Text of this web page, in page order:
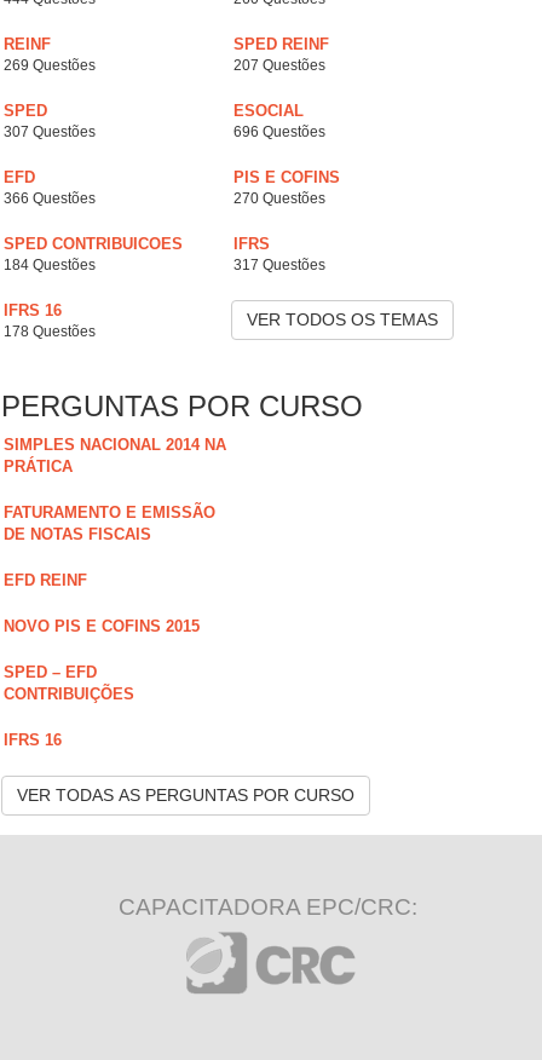
REINF
269 Questões
SPED REINF
207 Questões
SPED
307 Questões
ESOCIAL
696 Questões
EFD
366 Questões
PIS E COFINS
270 Questões
SPED CONTRIBUICOES
184 Questões
IFRS
317 Questões
IFRS 16
178 Questões
VER TODOS OS TEMAS
PERGUNTAS POR CURSO
SIMPLES NACIONAL 2014 NA
PRÁTICA
FATURAMENTO E EMISSÃO
DE NOTAS FISCAIS
EFD REINF
NOVO PIS E COFINS 2015
SPED – EFD
CONTRIBUIÇÕES
IFRS 16
VER TODAS AS PERGUNTAS POR CURSO
CAPACITADORA EPC/CRC: